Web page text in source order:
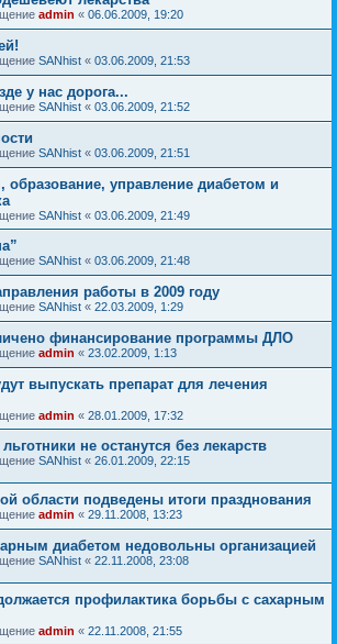
admin « 06.06.2009, 19:20
SANhist « 03.06.2009, 21:53
у нас дорога...
SANhist « 03.06.2009, 21:52
SANhist « 03.06.2009, 21:51
управление диабетом и
SANhist « 03.06.2009, 21:49
SANhist « 03.06.2009, 21:48
работы в 2009 году
SANhist « 22.03.2009, 1:29
финансирование программы ДЛО
admin « 23.02.2009, 1:13
выпускать препарат для лечения
admin « 28.01.2009, 17:32
не останутся без лекарств
SANhist « 26.01.2009, 22:15
области подведены итоги празднования
admin « 29.11.2008, 13:23
диабетом недовольны организацией
SANhist « 22.11.2008, 23:08
профилактика борьбы с сахарным
admin « 22.11.2008, 21:55